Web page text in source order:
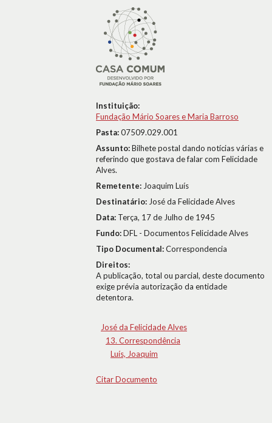
Instituição:
Fundação Mário Soares e Maria Barroso
Pasta:07509.029.001
Assunto:Bilhete postal dando notícias várias e
referindo que gostava de falar com Felicidade
Alves.
Remetente: Joaquim Luís
Destinatário: José da Felicidade Alves
Data: Terça, 17 de Julho de 1945
Fundo:DFL - Documentos Felicidade Alves
Tipo Documental:Correspondencia
Direitos:
A publicação, total ou parcial, deste documento
exige prévia autorização da entidade
detentora.
José da Felicidade Alves
13. Correspondência
Luís, Joaquim
Citar Documento